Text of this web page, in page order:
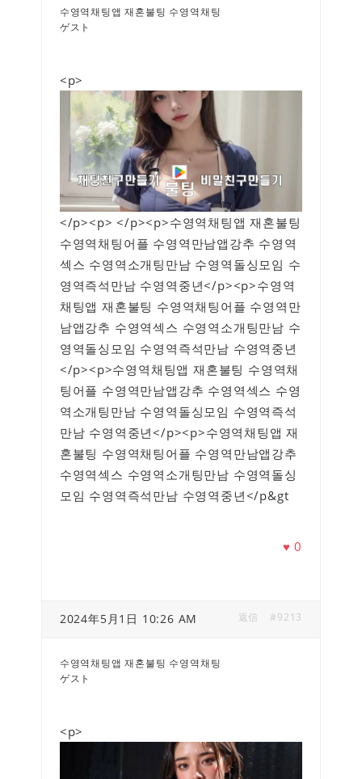
수영역채팅앱 재혼불팅 수영역채팅
ゲスト
<p>
</p><p> </p><p>수영역채팅앱 재혼불팅
수영역채팅어플 수영역만남앱강추 수영역
섹스 수영역소개팅만남 수영역돌싱모임 수
영역즉석만남 수영역중년</p><p>수영역
채팅앱 재혼불팅 수영역채팅어플 수영역만
남앱강추 수영역섹스 수영역소개팅만남 수
영역돌싱모임 수영역즉석만남 수영역중년
</p><p>수영역채팅앱 재혼불팅 수영역채
팅어플 수영역만남앱강추 수영역섹스 수영
역소개팅만남 수영역돌싱모임 수영역즉석
만남 수영역중년</p><p>수영역채팅앱 재
혼불팅 수영역채팅어플 수영역만남앱강추
수영역섹스 수영역소개팅만남 수영역돌싱
모임 수영역즉석만남 수영역중년</p&gt
♥0
2024年5月1日 10:26 AM #9213
返信
수영역채팅앱 재혼불팅 수영역채팅
ゲスト
<p>